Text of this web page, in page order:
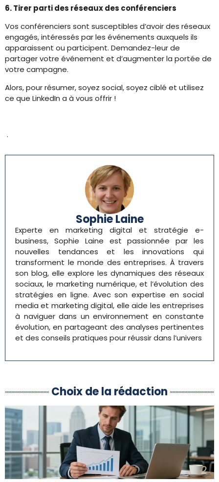
6. Tirer parti des réseaux des conférenciers
Vos conférenciers sont susceptibles d’avoir des réseaux
engagés, intéressés par les événements auxquels ils
apparaissent ou participent. Demandez-leur de
partager votre événement et d’augmenter la portée de
votre campagne.
Alors, pour résumer, soyez social, soyez ciblé et utilisez
ce que LinkedIn a à vous offrir !
.
Sophie Laine
Experte en marketing digital et stratégie e-
business, Sophie Laine est passionnée par les
nouvelles tendances et les innovations qui
transforment le monde des entreprises. À travers
son blog, elle explore les dynamiques des réseaux
sociaux, le marketing numérique, et l’évolution des
stratégies en ligne. Avec son expertise en social
media et marketing digital, elle aide les entreprises
à naviguer dans un environnement en constante
évolution, en partageant des analyses pertinentes
et des conseils pratiques pour réussir dans l’univers
Choix de la rédaction